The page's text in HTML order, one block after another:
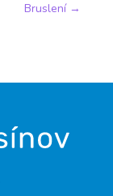
Bruslení→